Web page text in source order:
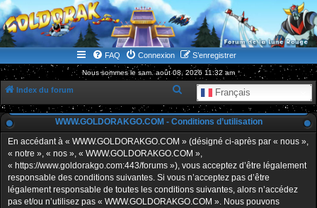
WWW.GOLDORAKGO.COM
le site de la Lune Rouge
FAQ Connexion S’enregistrer
Nous sommes le sam. août 08, 2026 11:32 am
Index du forum Français
e
c
h
e
r
c
WWW.GOLDORAKGO.COM - Conditions d’utilisation
En accédant à « WWW.GOLDORAKGO.COM » (désigné ci-après par « nous »,
« notre », « nos », « WWW.GOLDORAKGO.COM »,
« https://www.goldorakgo.com:443/forums »), vous acceptez d’être légalement
responsable des conditions suivantes. Si vous n’acceptez pas d’être
légalement responsable de toutes les conditions suivantes, alors n’accédez
pas et/ou n’utilisez pas « WWW.GOLDORAKGO.COM ». Nous pouvons